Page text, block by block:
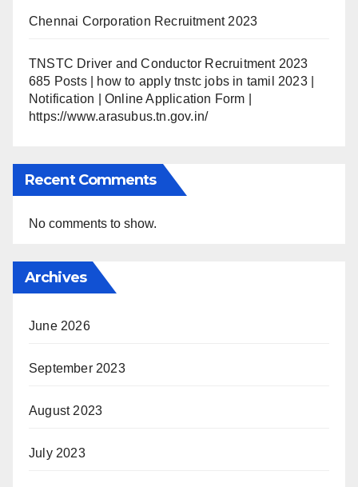
Chennai Corporation Recruitment 2023
TNSTC Driver and Conductor Recruitment 2023
685 Posts | how to apply tnstc jobs in tamil 2023 |
Notification | Online Application Form |
https://www.arasubus.tn.gov.in/
Recent Comments
No comments to show.
Archives
June 2026
September 2023
August 2023
July 2023